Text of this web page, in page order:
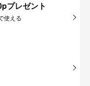
プレゼント
使える